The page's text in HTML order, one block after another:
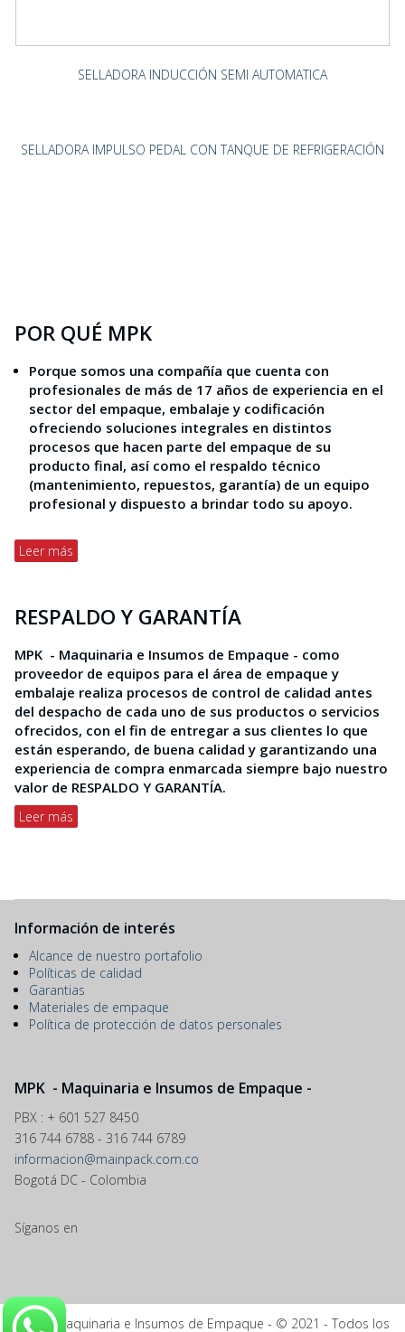
SELLADORA INDUCCIÓN SEMI AUTOMATICA
SELLADORA IMPULSO PEDAL CON TANQUE DE REFRIGERACIÓN
POR QUÉ MPK
Porque somos una compañía que cuenta con
profesionales de más de 17 años de experiencia en el
sector del empaque, embalaje y codificación
ofreciendo soluciones integrales en distintos
procesos que hacen parte del empaque de su
producto final, así como el respaldo técnico
(mantenimiento, repuestos, garantía) de un equipo
profesional y dispuesto a brindar todo su apoyo.
Leer más
RESPALDO Y GARANTÍA
MPK - Maquinaria e Insumos de Empaque - como
proveedor de equipos para el área de empaque y
embalaje realiza procesos de control de calidad antes
del despacho de cada uno de sus productos o servicios
ofrecidos, con el fin de entregar a sus clientes lo que
están esperando, de buena calidad y garantizando una
experiencia de compra enmarcada siempre bajo nuestro
valor de RESPALDO Y GARANTÍA.
Leer más
Información de interés
Alcance de nuestro portafolio
Políticas de calidad
Garantias
Materiales de empaque
Política de protección de datos personales
MPK - Maquinaria e Insumos de Empaque -
PBX : + 601 527 8450
316 744 6788 - 316 744 6789
informacion@mainpack.com.co
Bogotá DC - Colombia
Síganos en
MPK - Maquinaria e Insumos de Empaque - © 2021 - Todos los